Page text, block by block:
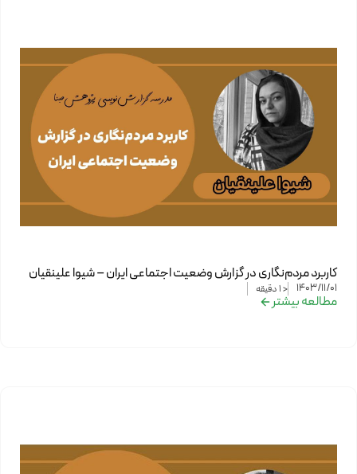
کاربرد مردم‌نگاری در گزارش وضعیت اجتماعی ایران – شیوا علینقیان
1403/11/01
< 1 دقیقه
مطالعه بیشتر